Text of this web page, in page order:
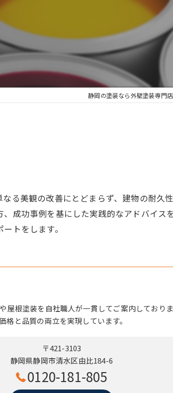
静岡の塗装なら外壁塗装専門
る美観の改善にとどまらず、建物の耐久
成功事例を基にした実践的なアドバイス
トをします。
屋根塗装を自社職人が一貫してご案内しており
と品質の両立を実現しています。
〒421-3103
静岡県静岡市清水区由比184-6
0120-181-805